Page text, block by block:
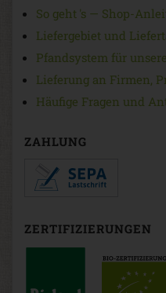
So geht 's — Shop-
Liefergebiet und
Pfandsystem für
Lieferung an Firmen,
Häufige Fragen und
ZAHLUNG
ZERTIFIZIERUNGEN